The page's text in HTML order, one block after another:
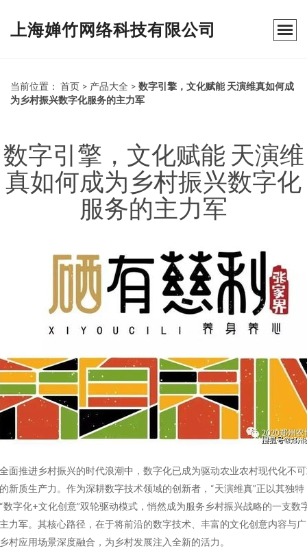
上海婵竹网络科技有限公司
当前位置： 首页 > 产品大全 > 数字引擎，文化赋能 天演维真如何成
为乡村振兴数字化服务的主力军
数字引擎，文化赋能 天演维
真如何成为乡村振兴数字化
服务的主力军
面推进乡村振兴的时代浪潮中，数字化已成为驱动农业农村现代化不
新质生产力。作为深耕数字技术领域的创新者，“天演维真”正以其独特
数字化+文化创意”双轮驱动模式，悄然成为服务乡村振兴战略的一支数
力军。其核心路径，在于将前沿的数字技术、丰富的文化创意内容与
村应用场景深度融合，为乡村发展注入全新的活力。